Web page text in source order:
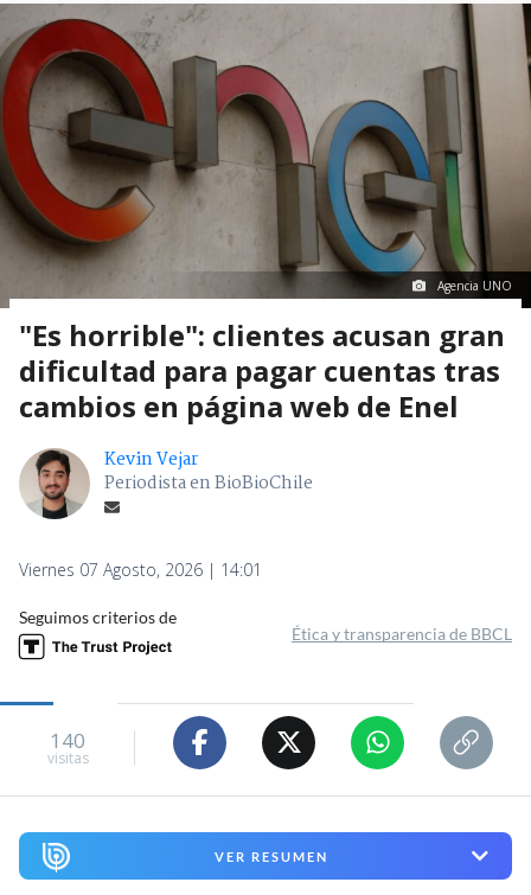
Agencia UNO
"Es horrible": clientes acusan gran
dificultad para pagar cuentas tras
cambios en página web de Enel
Kevin Vejar
Periodista en BioBioChile
Viernes 07 Agosto, 2026 | 14:01
Seguimos criterios de
Ética y transparencia de BBCL
140
visitas
VER RESUMEN